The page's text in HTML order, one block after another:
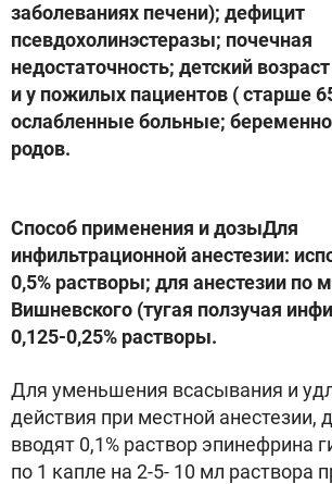
заболеваниях печени); дефицит
псевдохолинэстеразы; почечная
недостаточность; детский
и у пожилых пациентов ( старше
ослабленные больные;
родов.
Способ применения и дозыДля
инфильтрационной анестезии:
0,5% растворы; для анестезии по
Вишневского (тугая ползучая
0,125-0,25% растворы.
Для уменьшения всасывания и
действия при местной анестезии,
вводят 0,1% раствор эпинефрина
по 1 капле на 2-5- 10 мл раствора